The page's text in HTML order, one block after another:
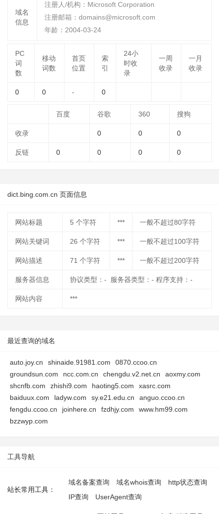
域名
信息
注册人/机构：Microsoft Corporation
注册邮箱：domains@microsoft.com
年龄：2004-03-24
PC
词
数
移动
词数
首页
位置
索
引
24小
时收
录
一周
收录
一月
收录
0 0 - 0
百度 谷歌 360 搜狗
收录 0 0 0
反链 0 0 0 0
dict.bing.com.cn 页面信息
网站标题 5 个字符 *** 一般不超过80字符
网站关键词 26 个字符 *** 一般不超过100字符
网站描述 71 个字符 *** 一般不超过200字符
服务器信息 协议类型：- 服务器类型：- 程序支持：-
网站内容 ***
最近查询的域名
auto.joy.cn shinaide.91981.com
0870.ccoo.cn
groundsun.com
ncc.com.cn chengdu.v2.net.cn
aoxmy.com
shcnfb.com
zhishi9.com haoting5.com
xasrc.com
baiduux.com
ladyw.com sy.e21.edu.cn
anguo.ccoo.cn
fengdu.ccoo.cn
joinhere.cn fzdhjy.com
www.hm99.com
bzzwyp.com
工具导航
站长常用工具：
域名备案查询 域名whois查询
http状态查询
IP查询
UserAgent查询